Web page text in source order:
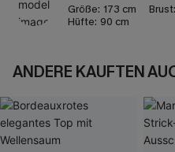
Größe: 173 cm Brust:
Hüfte: 90 cm
ANDERE KAUFTEN